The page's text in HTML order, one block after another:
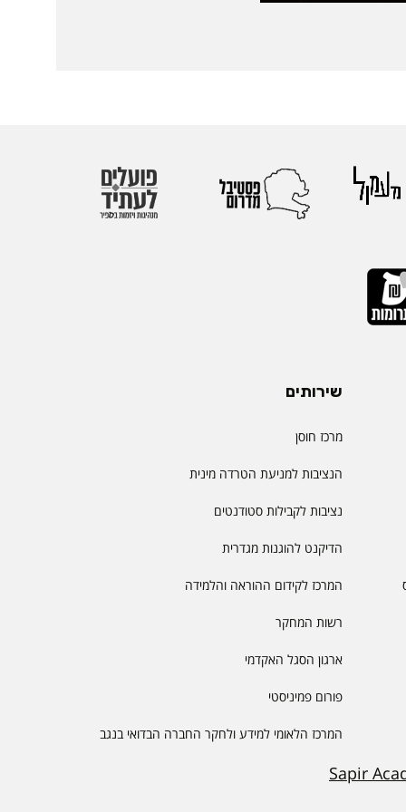
שירותים
מרכז חוסן
הנציבות למניעת הטרדה מינית
נציבות לקבילות סטודנטים
הדיקנט להוגנות מגדרית
המרכז לקידום ההוראה והלמידה
רשות המחקר
ארגון הסגל האקדמי
פורום פמיניסטי
המרכז הלאומי למידע ולחקר החברה הבדואי בנגב
Sapir